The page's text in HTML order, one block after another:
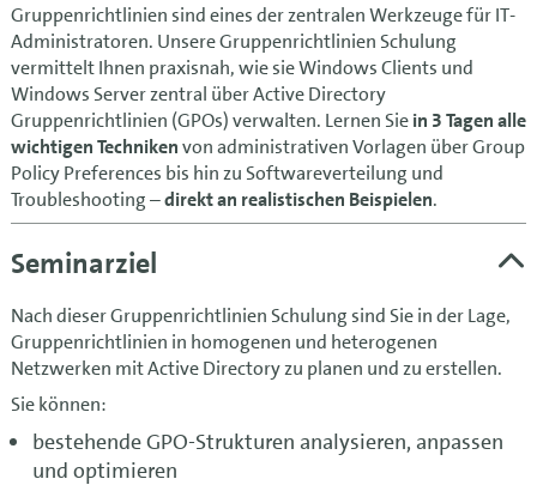
Gruppenrichtlinien sind eines der zentralen Werkzeuge für IT-
Administratoren. Unsere Gruppenrichtlinien Schulung
vermittelt Ihnen praxisnah, wie sie Windows Clients und
Windows Server zentral über Active Directory
Gruppenrichtlinien (GPOs) verwalten. Lernen Siein 3 Tagen alle
wichtigen Technikenvon administrativen Vorlagen über Group
Policy Preferences bis hin zu Softwareverteilung und
Troubleshooting –direkt an realistischen Beispielen.
Seminarziel
Nach dieser Gruppenrichtlinien Schulung sind Sie in der Lage,
Gruppenrichtlinien in homogenen und heterogenen
Netzwerken mit Active Directory zu planen und zu erstellen.
Sie können:
bestehende GPO-Strukturen analysieren, anpassen
und optimieren